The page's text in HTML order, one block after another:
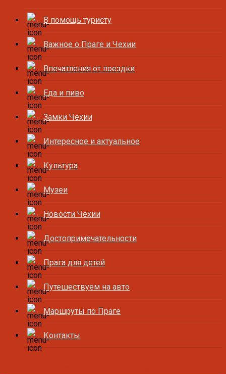
В помощь туристу
Важное о Праге и Чехии
Впечатления от поездки
Еда и пиво
Замки Чехии
Интересное и актуальное
Культура
Музеи
Новости Чехии
Достопримечательности
Прага для детей
Путешествуем на авто
Маршруты по Праге
Контакты